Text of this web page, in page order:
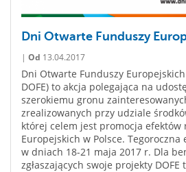
Dni Otwarte Funduszy
| Od 13.04.2017
Dni Otwarte Funduszy
DOFE) to akcja polegająca na
szerokiemu gronu
zrealizowanych przy udziale
której celem jest promocja efektów
Europejskich w Polsce. Tegoroczna
w dniach 18-21 maja 2017 r. Dla
zgłaszających swoje projekty DOFE